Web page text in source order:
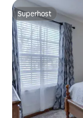
Superhost
Superhost